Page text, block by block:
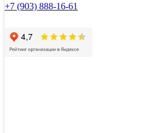
+7 (903) 888-16-61